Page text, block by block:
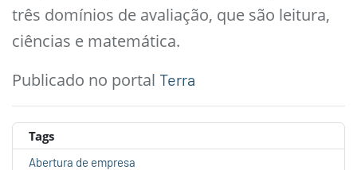
três domínios de avaliação, que são leitura,
ciências e matemática.
Publicado no portal Terra
Tags
Abertura de empresa